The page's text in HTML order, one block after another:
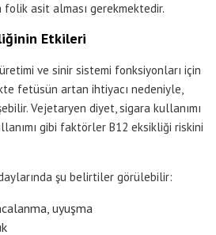
asit alması gerekmektedir.
Etkileri
ve sinir sistemi fonksiyonları için
fetüsün artan ihtiyacı nedeniyle,
Vejetaryen diyet, sigara kullanımı
gibi faktörler B12 eksikliği riskini
şu belirtiler görülebilir:
uyuşma